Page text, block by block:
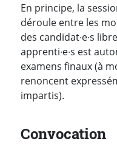
En principe, la
déroule entre les
des candidat∙e∙s
apprenti∙e∙s est
examens finaux (à
renoncent
impartis).
Convocation